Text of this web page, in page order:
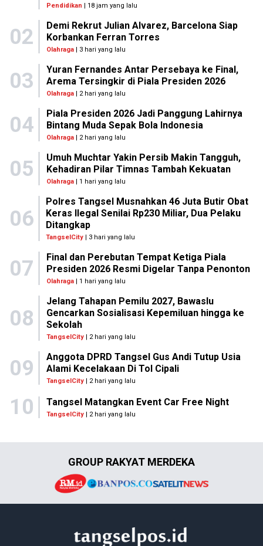
Pendidikan | 18 jam yang lalu
02
Demi Rekrut Julian Alvarez, Barcelona Siap
Korbankan Ferran Torres
Olahraga| 3 hari yang lalu
03
Yuran Fernandes Antar Persebaya ke Final,
Arema Tersingkir di Piala Presiden 2026
Olahraga| 2 hari yang lalu
04
Piala Presiden 2026 Jadi Panggung Lahirnya
Bintang Muda Sepak Bola Indonesia
Olahraga| 2 hari yang lalu
05
Umuh Muchtar Yakin Persib Makin Tangguh,
Kehadiran Pilar Timnas Tambah Kekuatan
Olahraga| 1 hari yang lalu
06
Polres Tangsel Musnahkan 46 Juta Butir Obat
Keras Ilegal Senilai Rp230 Miliar, Dua Pelaku
Ditangkap
TangselCity | 3 hari yang lalu
07
Final dan Perebutan Tempat Ketiga Piala
Presiden 2026 Resmi Digelar Tanpa Penonton
Olahraga| 1 hari yang lalu
08
Jelang Tahapan Pemilu 2027, Bawaslu
Gencarkan Sosialisasi Kepemiluan hingga ke
Sekolah
TangselCity| 2 hari yang lalu
09
Anggota DPRD Tangsel Gus Andi Tutup Usia
Alami Kecelakaan Di Tol Cipali
TangselCity| 2 hari yang lalu
10 Tangsel Matangkan Event Car Free Night
TangselCity | 2 hari yang lalu
GROUP RAKYAT MERDEKA